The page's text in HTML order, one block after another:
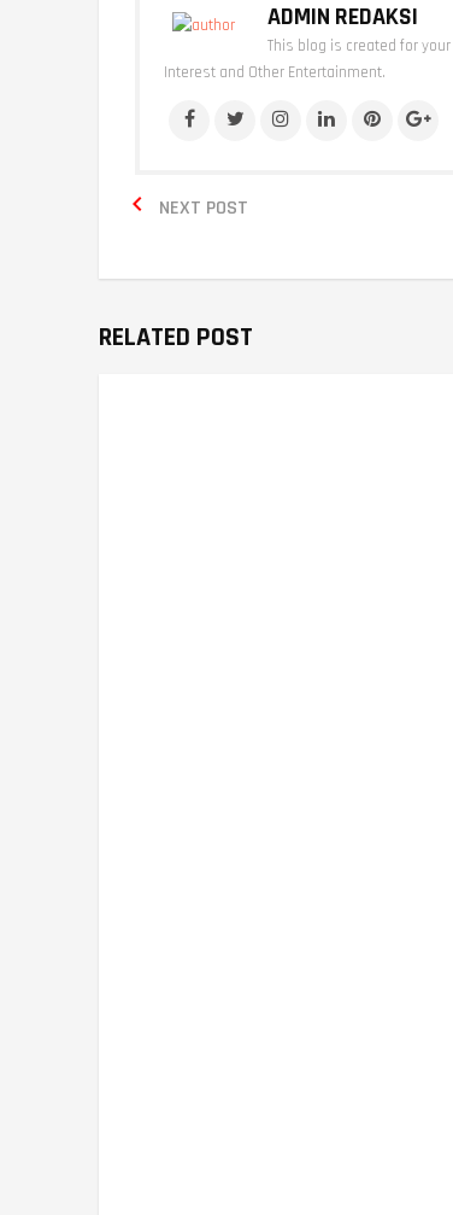
ADMIN REDAKSI
This blog is created for
Interest and Other Entertainment.
NEXT POST

RELATED POST